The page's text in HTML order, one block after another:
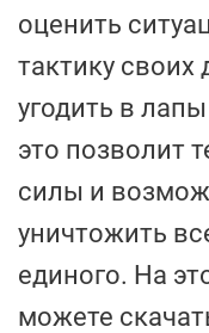
оценить
тактику своих
угодить в
это позволит
силы и
уничтожить
единого. На
можете